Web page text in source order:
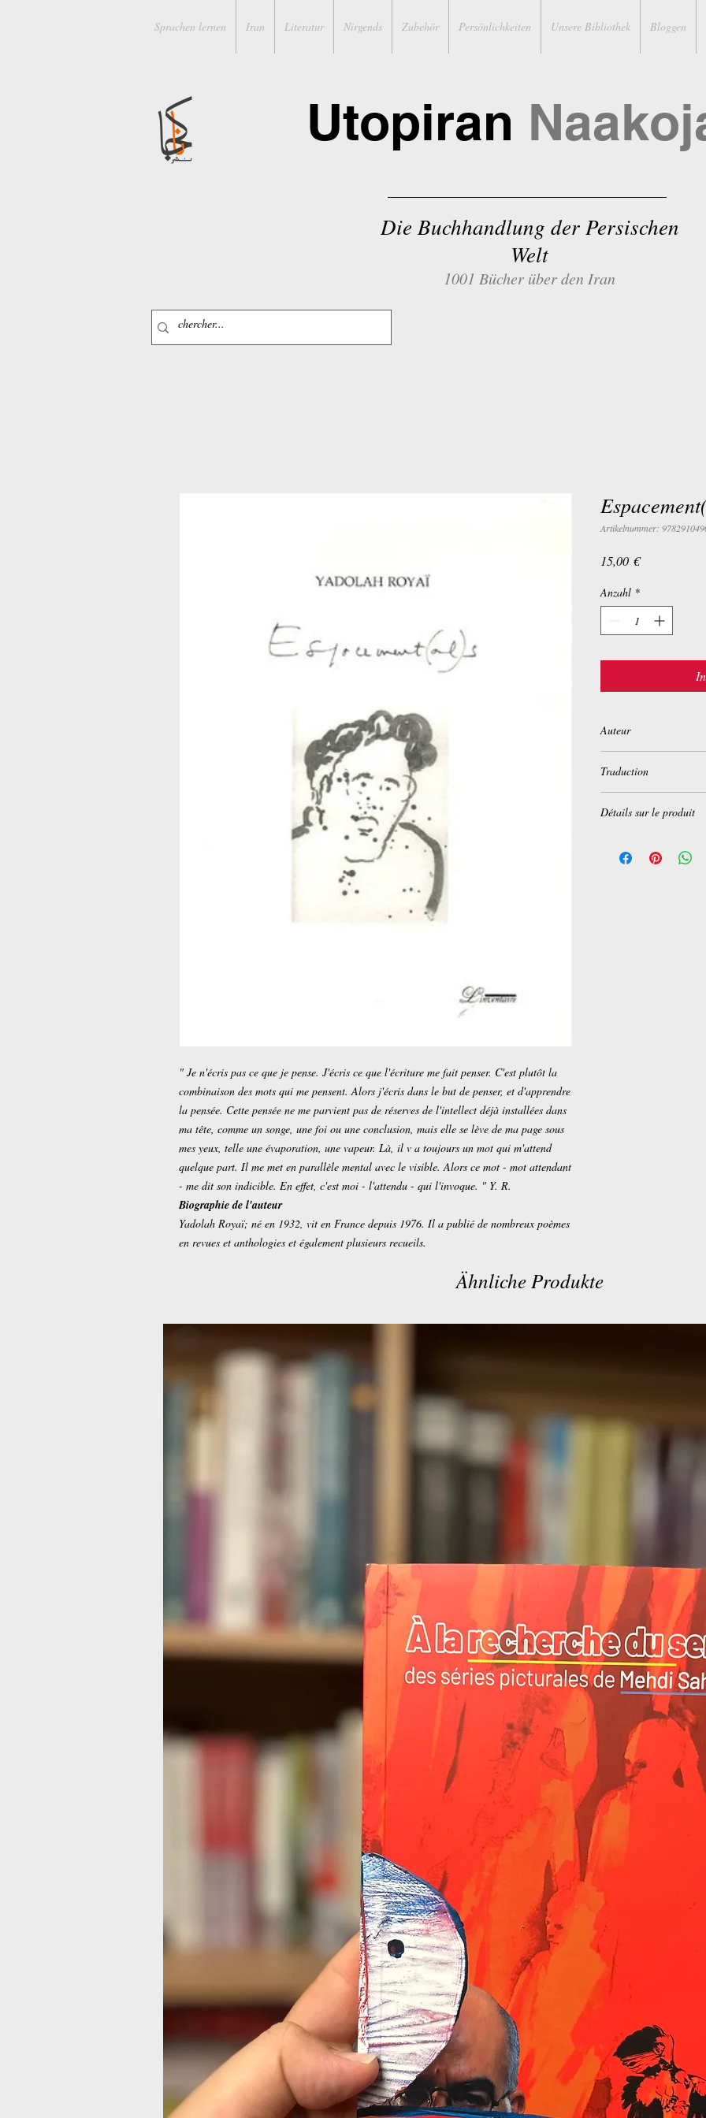
Sprachen lernen Iran Literatur Nirgends Zubehör Persönlichkeiten Unsere Bibliothek Bloggen
Utopiran
Die Buchhandlung der Persischen
Welt
1001 Bücher über den Iran
" Je n'écris pas ce que je pense. J'écris ce que l'écriture me fait penser. C'est plutôt la
combinaison des mots qui me pensent. Alors j'écris dans le but de penser, et d'apprendre
la pensée. Cette pensée ne me parvient pas de réserves de l'intellect déjà installées dans
ma tête, comme un songe, une foi ou une conclusion, mais elle se lève de ma page sous
mes yeux, telle une évaporation, une vapeur. Là, il v a toujours un mot qui m'attend
quelque part. Il me met en parallèle mental avec le visible. Alors ce mot - mot attendant
- me dit son indicible. En effet, c'est moi - l'attendu - qui l'invoque. " Y. R.
Biographie de l'auteur
Yadolah Royaï; né en 1932, vit en France depuis 1976. Il a publié de nombreux poèmes
en revues et anthologies et également plusieurs recueils.
Artikelnummer:
15,00 €Preis
Anzahl *
Auteur
Traduction
Détails sur le produit
Editeur : Les éditions
Ähnliche Produkte